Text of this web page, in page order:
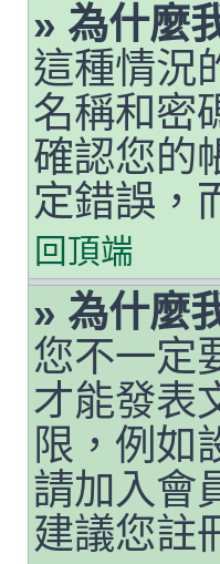
» 為什麼
這種情況
名稱和密
確認您的
定錯誤，
回頂端
» 為什麼
您不一定
才能發表
限，例如
請加入會
建議您註